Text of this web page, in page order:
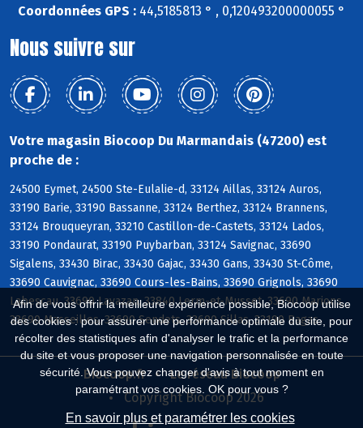
Afin de vous offrir la meilleure expérience possible, Biocoop utilise
des cookies : pour assurer une performance optimale du site, pour
récolter des statistiques afin d'analyser le trafic et la performance
du site et vous proposer une navigation personnalisée en toute
sécurité. Vous pouvez changer d'avis à tout moment en
paramétrant vos cookies. OK pour vous ?
En savoir plus et paramétrer les cookies
Coordonnées GPS : 44,5185813 ° , 0,120493200000055 °
Nous suivre sur
Votre magasin Biocoop Du Marmandais (47200) est
proche de :
24500 Eymet, 24500 Ste-Eulalie-d, 33124 Aillas, 33124 Auros,
33190 Barie, 33190 Bassanne, 33124 Berthez, 33124 Brannens,
33124 Brouqueyran, 33210 Castillon-de-Castets, 33124 Lados,
33190 Pondaurat, 33190 Puybarban, 33124 Savignac, 33690
Sigalens, 33430 Birac, 33430 Gajac, 33430 Gans, 33430 St-Côme,
33690 Cauvignac, 33690 Cours-les-Bains, 33690 Grignols, 33690
Labescau, 33690 Lavazan, 33840 Lerm-et-Musset, 33690 Marions,
33690 Masseilles, 33690 Sendets, 33690 Sillas, 33190 Bagas
Biocoop.fr
Le réseau Biocoop
Copyright Biocoop 2026